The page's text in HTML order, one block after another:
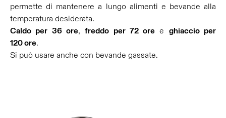
permette di mantenere a lungo alimenti e bevande alla
temperatura desiderata.
Caldo per 36 ore,freddo per 72 ore e ghiaccio per
120 ore.
Si può usare anche con bevande gassate.